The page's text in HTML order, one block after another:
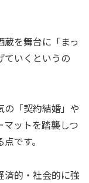
を舞台に「まっ
ていくというの
の「契約結婚」や
マットを踏襲しつ
です。
済的・社会的に強